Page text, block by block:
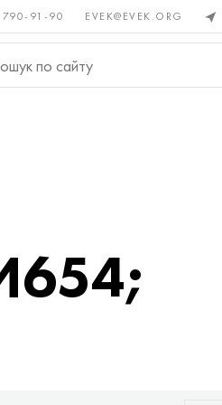
91-90 EVEK@EVEK.ORG
Легована